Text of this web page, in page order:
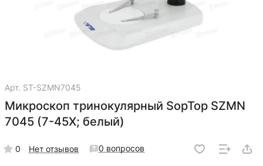
Арт. ST-SZMN7045
Микроскоп тринокулярный SopTop SZMN
7045 (7-45X; белый)
0 Нет отзывов 0 вопросов